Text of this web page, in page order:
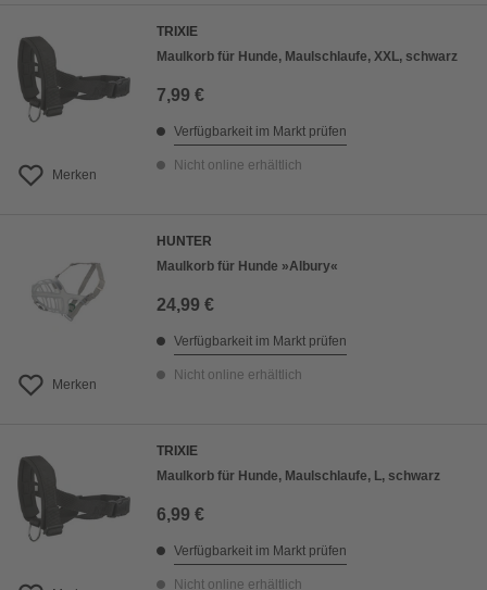
Merken
TRIXIE
Maulkorb für Hunde, Maulschlaufe, XXL, schwarz
7,99 €
Verfügbarkeit im Markt prüfen
Nicht online erhältlich
Merken
HUNTER
Maulkorb für Hunde »Albury«
24,99 €
Verfügbarkeit im Markt prüfen
Nicht online erhältlich
TRIXIE
Maulkorb für Hunde, Maulschlaufe, L, schwarz
6,99 €
Verfügbarkeit im Markt prüfen
Nicht online erhältlich